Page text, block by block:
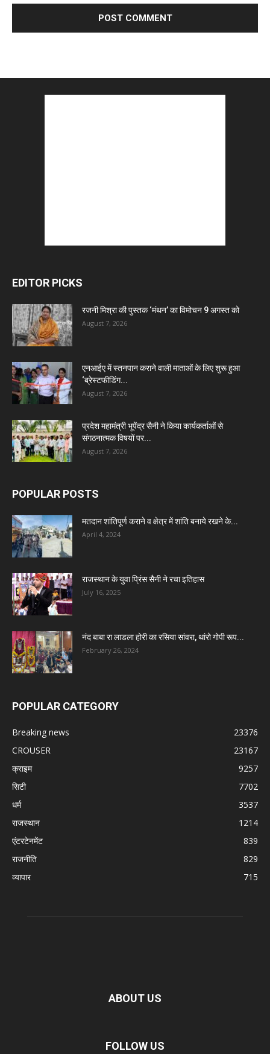
EDITOR PICKS
रजनी मिश्रा की पुस्तक ‘मंथन’ का विमोचन 9 अगस्त को
August 7, 2026
एनआईए में स्तनपान कराने वाली माताओं के लिए शुरू हुआ
‘ब्रेस्टफीडिंग...
August 7, 2026
प्रदेश महामंत्री भूपेंद्र सैनी ने किया कार्यकर्ताओं से
संगठनात्मक विषयों पर...
August 7, 2026
POPULAR POSTS
मतदान शांतिपूर्ण कराने व क्षेत्र में शांति बनाये रखने के...
April 4, 2024
राजस्थान के युवा प्रिंस सैनी ने रचा इतिहास
July 16, 2025
नंद बाबा रा लाडला होरी का रसिया सांवरा, थांरो गोपी रूप...
February 26, 2024
POPULAR CATEGORY
Breaking news
23376
CROUSER
23167
क्राइम
9257
सिटी
7702
धर्म
3537
राजस्थान
1214
एंटरटेनमेंट
839
राजनीति
829
व्यापार
715
ABOUT US
FOLLOW US